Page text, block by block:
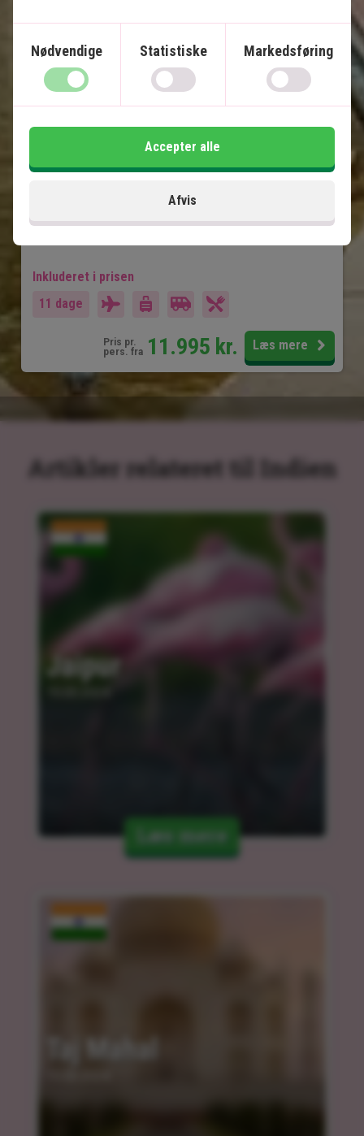
tigersafari
8 nætters rundrejse
Privat, engelsktalende chauffør
Ranthambore Nationalpark
Agra Fort
Inkluderet i prisen
11 dage
Pris pr.
pers. fra 11.995 kr. Læs mere
Artikler relateret til Indien
Jaipur
Læs mere
Taj Mahal
Nødvendige Statistiske Markedsføring
Afvis
Accepter alle